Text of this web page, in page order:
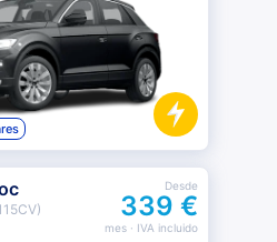
Desde
339 €
mes· IVA incluido